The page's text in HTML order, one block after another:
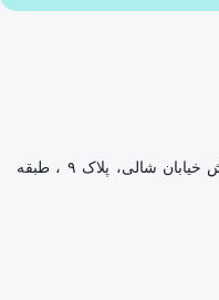
آیت اله کاشانی، بلوار اباذر، نبش خیابان شالی، پلاک ۹ ، طبقه